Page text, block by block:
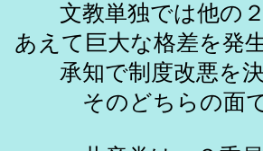
文教単独では他の２
あえて巨大な格差を発
承知で制度改悪を決
そのどちらの面で